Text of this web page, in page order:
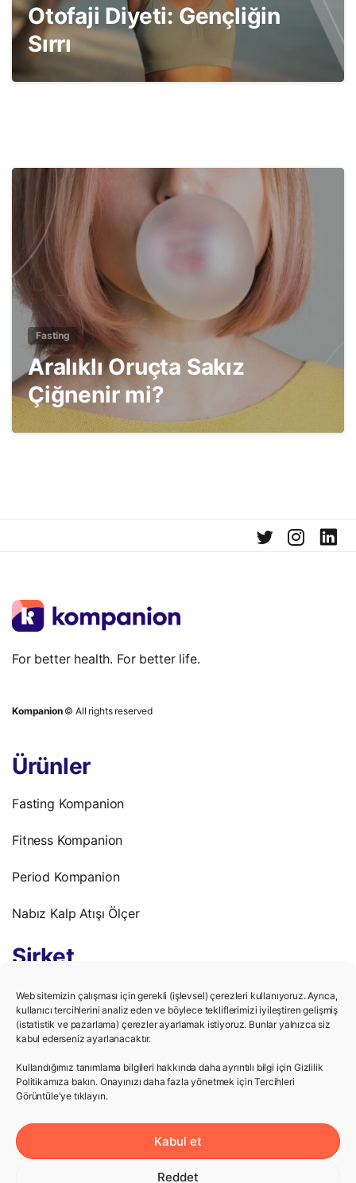
Web sitemizin çalışması için gerekli (işlevsel) çerezleri kullanıyoruz. Ayrıca,
kullanıcı tercihlerini analiz eden ve böylece tekliflerimizi iyileştiren gelişmiş
(istatistik ve pazarlama) çerezler ayarlamak istiyoruz. Bunlar yalnızca siz
kabul ederseniz ayarlanacaktır.
Kullandığımız tanımlama bilgileri hakkında daha ayrıntılı bilgi için Gizlilik
Politikamıza bakın. Onayınızı daha fazla yönetmek için Tercihleri ​​
Görüntüle'ye tıklayın.
Kabul et
Reddet
Otofaji Diyeti: Gençliğin
Sırrı
Fasting
Aralıklı Oruçta Sakız
Çiğnenir mi?
For better health. For better life.
Kompanion© All rights reserved
Ürünler
Fasting Kompanion
Fitness Kompanion
Period Kompanion
Nabız Kalp Atışı Ölçer
Şirket
Gizlilik Politikası
Kullanım Şartları
Kariyer
Yardım
Destek Merkezi